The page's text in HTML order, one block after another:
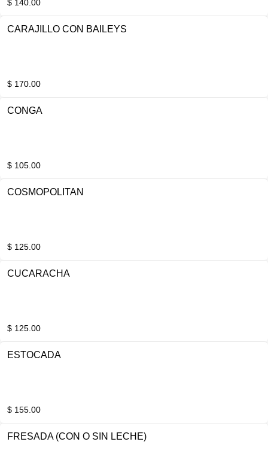
$ 140.00
CARAJILLO CON BAILEYS
$ 170.00
CONGA
$ 105.00
COSMOPOLITAN
$ 125.00
CUCARACHA
$ 125.00
ESTOCADA
$ 155.00
FRESADA (CON O SIN LECHE)